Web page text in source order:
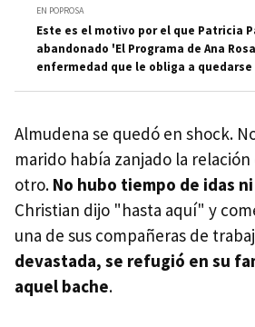
EN POPROSA
Este es el motivo por el que Patricia
abandonado 'El Programa de Ana
enfermedad que le obliga a quedarse
Almudena se quedó en shock.
marido había zanjado la
otro. No hubo tiempo de idas
Christian dijo "hasta aquí" y
una de sus compañeras de
devastada, se refugió en su
aquel bache.